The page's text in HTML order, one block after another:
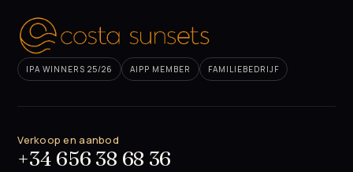
IPA WINNERS 25/26 AIPP MEMBER FAMILIEBEDRIJF
Verkoop en aanbod
+34 656 38 68 36